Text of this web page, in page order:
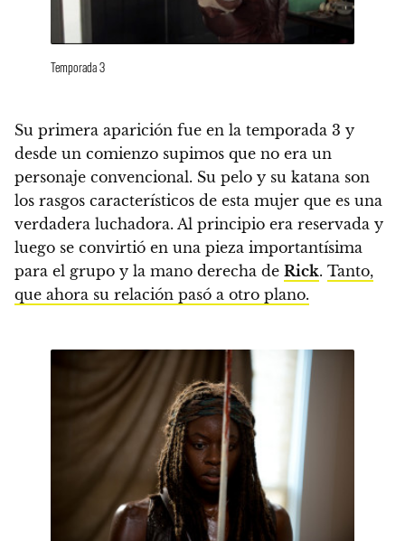
Temporada 3
Su primera aparición fue en la temporada 3 y
desde un comienzo supimos que no era un
personaje convencional. Su pelo y su katana son
los rasgos característicos de esta mujer que es una
verdadera luchadora. Al principio era reservada y
luego se convirtió en una pieza importantísima
para el grupo y la mano derecha de Rick. Tanto,
que ahora su relación pasó a otro plano.